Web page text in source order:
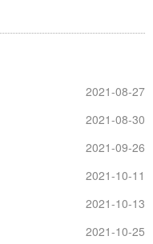
2021-08-27
2021-08-30
2021-09-26
2021-10-11
2021-10-13
2021-10-25